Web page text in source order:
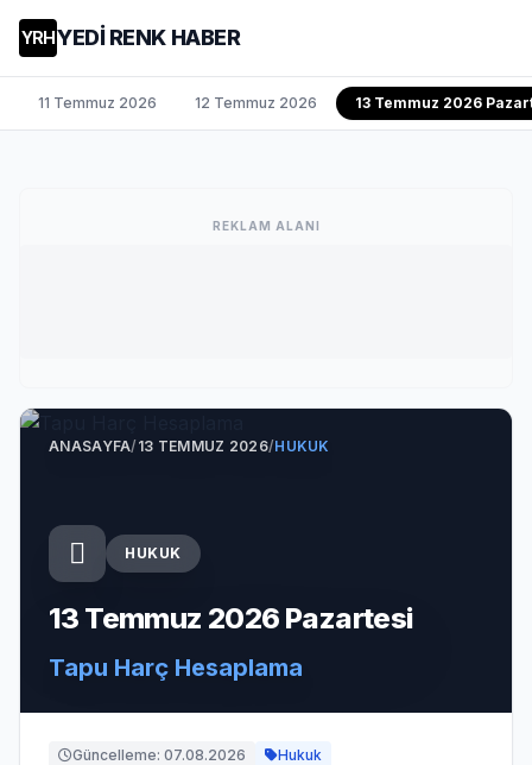
YRHYEDİ RENK HABER
11 Temmuz 2026 12 Temmuz 2026 13 Temmuz 2026
REKLAM ALANI
ANASAYFA/13 TEMMUZ 2026/HUKUK
HUKUK
13 Temmuz 2026 Pazartesi
Tapu Harç Hesaplama
Güncelleme: 07.08.2026 Hukuk